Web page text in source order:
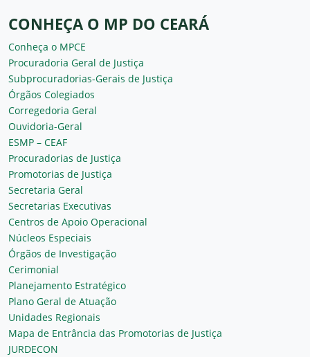
CONHEÇA O MP DO CEARÁ
Conheça o MPCE
Procuradoria Geral de Justiça
Subprocuradorias-Gerais de Justiça
Órgãos Colegiados
Corregedoria Geral
Ouvidoria-Geral
ESMP – CEAF
Procuradorias de Justiça
Promotorias de Justiça
Secretaria Geral
Secretarias Executivas
Centros de Apoio Operacional
Núcleos Especiais
Órgãos de Investigação
Cerimonial
Planejamento Estratégico
Plano Geral de Atuação
Unidades Regionais
Mapa de Entrância das Promotorias de Justiça
JURDECON